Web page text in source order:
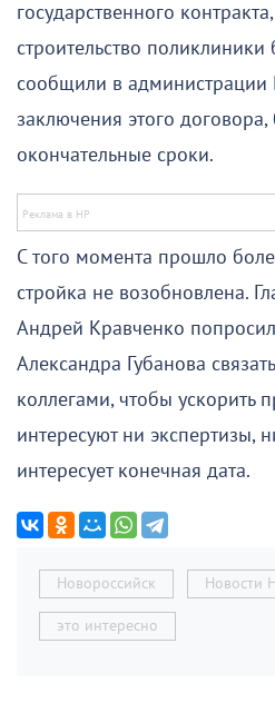
государственного
строительство поликлиники
сообщили в
заключения этого
окончательные сроки.
С того момента прошло
стройка не возобновлена.
Андрей Кравченко попросил
Александра Губанова
коллегами, чтобы ускорить
интересуют ни экспертизы,
интересует конечная дата.
Новороссийск Новости
это интересно